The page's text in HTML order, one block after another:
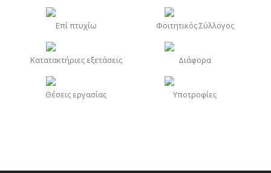
Επί πτυχίω Φοιτητικός Σύλλογος
Κατατακτήριες εξετάσεις Διάφορα
Θέσεις εργασίας Υποτροφίες